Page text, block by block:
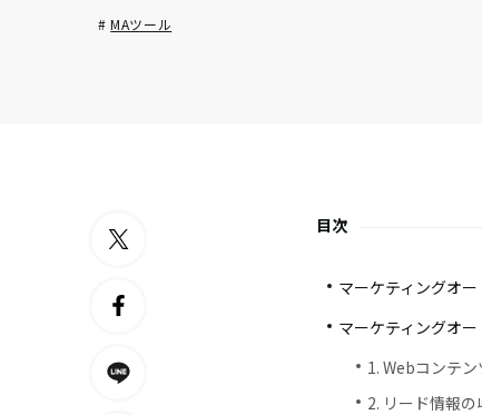
#MAツール
目次
マーケティングオー
マーケティングオー
1. Webコンテ
2. リード情報